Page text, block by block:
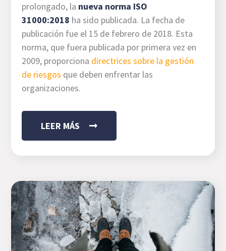
prolongado, la nueva norma ISO
31000:2018 ha sido publicada. La fecha de
publicación fue el 15 de febrero de 2018. Esta
norma, que fuera publicada por primera vez en
2009, proporciona directrices sobre la gestión
de riesgos que deben enfrentar las
organizaciones.
LEER MÁS